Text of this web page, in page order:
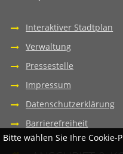
Interaktiver Stadtplan
Verwaltung
Pressestelle
Impressum
Datenschutzerklärung
Barrierefreiheit
Bitte wählen Sie Ihre Cookie-